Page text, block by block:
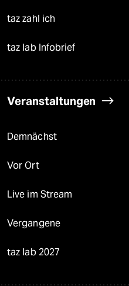
taz zahl ich
taz lab Infobrief
Veranstaltungen
Demnächst
Vor Ort
Live im Stream
Vergangene
taz lab 2027